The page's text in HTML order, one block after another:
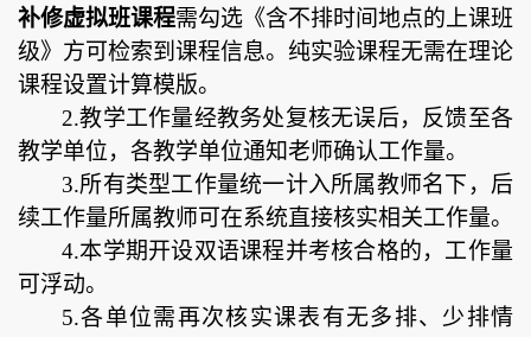
补修虚拟班课程需勾选《含不排时间地点的上课班
级》方可检索到课程信息。纯实验课程无需在理论
课程设置计算模版。
2.教学工作量经教务处复核无误后，反馈至各
教学单位，各教学单位通知老师确认工作量。
3.所有类型工作量统一计入所属教师名下，后
续工作量所属教师可在系统直接核实相关工作量。
4.本学期开设双语课程并考核合格的，工作量
可浮动。
5.各单位需再次核实课表有无多排、少排情